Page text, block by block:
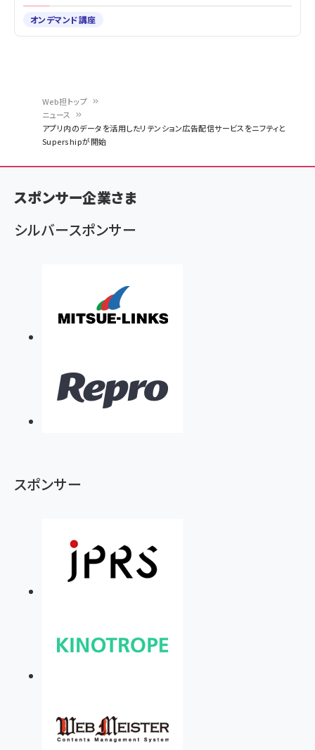
く
ず
Web担トップ
ニュース
アプリ内のデータを活用したリテンション広告配信サービスをニフティと
Supershipが開始
オンデマンド講座
スポンサー企業さま
シルバースポンサー
スポンサー